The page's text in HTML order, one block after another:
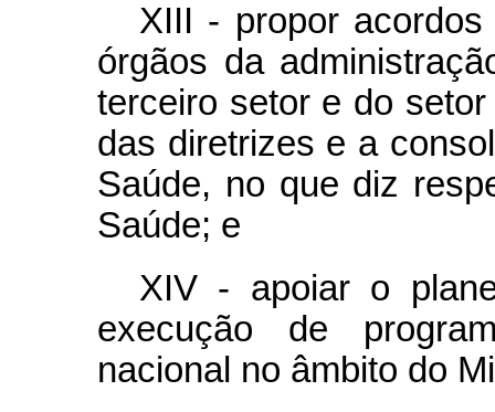
XIII - propor
órgãos da
terceiro setor e do
das diretrizes e a
Saúde, no que diz
Saúde; e
XIV - apoiar o
execução de
nacional no âmbito do